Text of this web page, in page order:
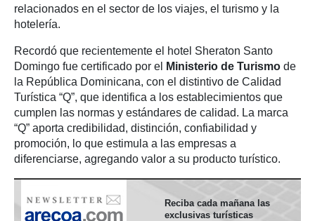
relacionados en el sector de los viajes, el turismo y la
hotelería.
Recordó que recientemente el hotel Sheraton Santo
Domingo fue certificado por el
Ministerio de Turismo de
la República Dominicana, con el distintivo de Calidad
Turística “Q”, que identifica a los establecimientos que
cumplen las normas y estándares de calidad. La marca
“Q” aporta credibilidad, distinción, confiabilidad y
promoción, lo que estimula a las empresas a
diferenciarse, agregando valor a su producto turístico.
Reciba cada mañana las
exclusivas turísticas